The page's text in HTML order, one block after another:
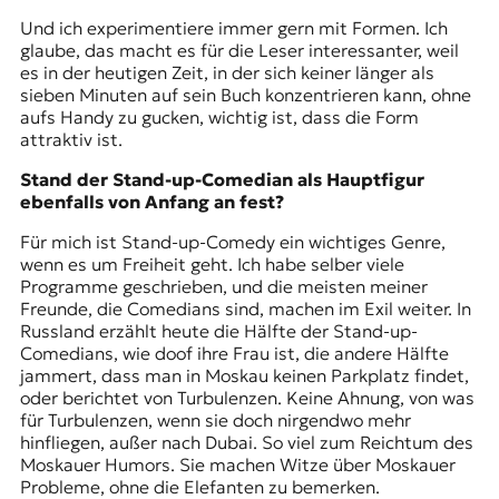
Und ich experimentiere immer gern mit Formen. Ich
glaube, das macht es für die Leser interessanter, weil
es in der heutigen Zeit, in der sich keiner länger als
sieben Minuten auf sein Buch konzentrieren kann, ohne
aufs Handy zu gucken, wichtig ist, dass die Form
attraktiv ist.
Stand der Stand-up-Comedian als Hauptfigur
ebenfalls von Anfang an fest?
Für mich ist Stand-up-Comedy ein wichtiges Genre,
wenn es um Freiheit geht. Ich habe selber viele
Programme geschrieben, und die meisten meiner
Freunde, die Comedians sind, machen im Exil weiter. In
Russland erzählt heute die Hälfte der Stand-up-
Comedians, wie doof ihre Frau ist, die andere Hälfte
jammert, dass man in Moskau keinen Parkplatz findet,
oder berichtet von Turbulenzen. Keine Ahnung, von was
für Turbulenzen, wenn sie doch nirgendwo mehr
hinfliegen, außer nach Dubai. So viel zum Reichtum des
Moskauer Humors. Sie machen Witze über Moskauer
Probleme, ohne die Elefanten zu bemerken.